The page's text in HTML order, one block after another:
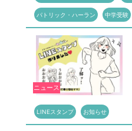
パトリック・ハーラン 中学受験
ニュース
LINEスタンプ お知らせ